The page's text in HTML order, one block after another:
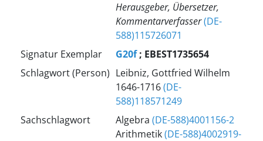
Herausgeber, Übersetzer,
Kommentarverfasser(DE-
588)115726071
Signatur Exemplar
G20f; EBEST1735654
Schlagwort (Person) Leibniz, Gottfried Wilhelm
1646-1716(DE-
588)118571249
Sachschlagwort
Algebra (DE-588)4001156-2
Arithmetik(DE-588)4002919-